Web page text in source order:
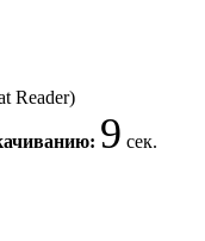
Reader)
9 сек.